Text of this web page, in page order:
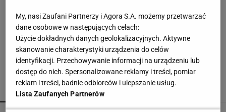
Wymieszaj z wodą i spryskaj. Kamień nie będzie
miał szans
POLECAMY
My, nasi Zaufani Partnerzy i Agora S.A. możemy przetwarzać
dane osobowe w następujących celach:
Użycie dokładnych danych geolokalizacyjnych. Aktywne
skanowanie charakterystyki urządzenia do celów
identyfikacji. Przechowywanie informacji na urządzeniu lub
dostęp do nich. Spersonalizowane reklamy i treści, pomiar
reklam i treści, badnie odbiorców i ulepszanie usług.
Lista Zaufanych Partnerów